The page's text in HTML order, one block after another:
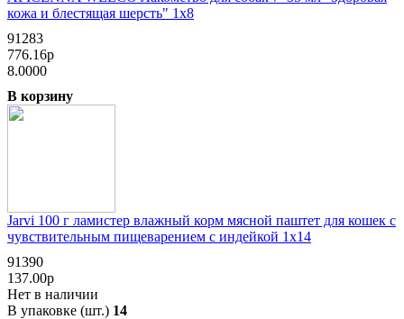
кожа и блестящая шерсть" 1х8
91283
776.16р
8.0000
В корзину
Jarvi 100 г ламистер влажный корм мясной паштет для кошек с
чувствительным пищеварением с индейкой 1х14
91390
137.00р
Нет в наличии
В упаковке (шт.) 14